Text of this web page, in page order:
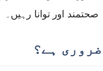
اور توانا رہیں۔
ہے؟